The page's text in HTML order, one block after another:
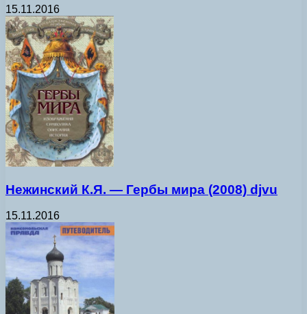
15.11.2016
Нежинский К.Я. — Гербы мира (2008) djvu
15.11.2016